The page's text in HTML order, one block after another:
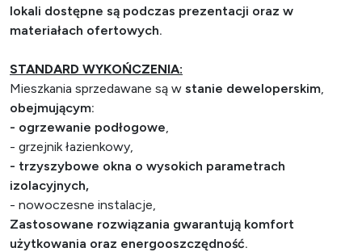
lokali dostępne są podczas prezentacji oraz w
materiałach ofertowych.
STANDARD WYKOŃCZENIA:
Mieszkania sprzedawane są w stanie deweloperskim
obejmującym:
- ogrzewanie podłogowe
- grzejnik łazienkowy,
- trzyszybowe okna o wysokich parametrach
izolacyjnych,
- nowoczesne instalacje,
Zastosowane rozwiązania gwarantują komfort
użytkowania oraz energooszczędność.